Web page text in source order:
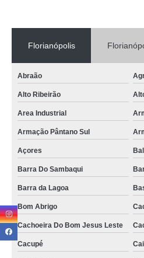
aluguel de móveis para festas valor
aluguel de móveis para evento valor
locação de plantas valor Ingleses
aluguel de plantas para evento Armação
valor de locação de moveis para feiras e
aluguel de moveis para casamento
valor de aluguel de poltronas para
locação de móveis para casamento
locação de móveis para casamento valor
Florianópolis
Abraão
Alto Ribeirão
Area Industrial
Armação Pântano Sul
Açores
Barra Do Sambaqui
Barra da Lagoa
Bom Abrigo
Cachoeira Do Bom Jesus Leste
Cacupé